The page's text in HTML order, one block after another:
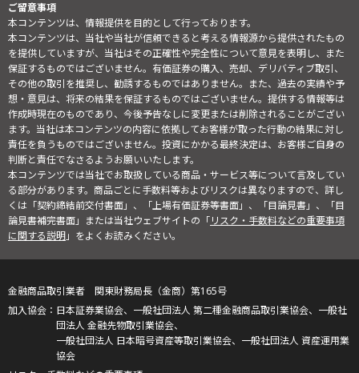
ご留意事項
本コンテンツは、情報提供を目的として行っております。
本コンテンツは、当社や当社が信頼できると考える情報源から提供されたもの
を提供していますが、当社はその正確性や完全性について意見を表明し、また
保証するものではございません。有価証券の購入、売却、デリバティブ取引、
その他の取引を推奨し、勧誘するものではありません。また、過去の実績や予
想・意見は、将来の結果を保証するものではございません。提供する情報等は
作成時現在のものであり、今後予告なしに変更または削除されることがござい
ます。当社は本コンテンツの内容に依拠してお客様が取った行動の結果に対し
責任を負うものではございません。投資にかかる最終決定は、お客様ご自身の
判断と責任でなさるようお願いいたします。
本コンテンツでは当社でお取扱している商品・サービス等について言及してい
る部分があります。商品ごとに手数料等およびリスクは異なりますので、詳し
くは「契約締結前交付書面」、「上場有価証券等書面」、「目論見書」、「目
論見書補完書面」または当社ウェブサイトの「リスク・手数料などの重要事項
に関する説明」をよくお読みください。
金融商品取引業者 関東財務局長（金商）第165号
日本証券業協会、一般社団法人 第二種金融商品取引業協会、一般社
団法人 金融先物取引業協会、
一般社団法人 日本暗号資産等取引業協会、一般社団法人 資産運用業
協会